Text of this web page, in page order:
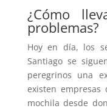
¿Cómo
problemas?
Hoy en día, los
Santiago se
peregrinos una
existen
mochila desde